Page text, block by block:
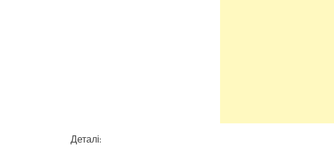
Деталі: